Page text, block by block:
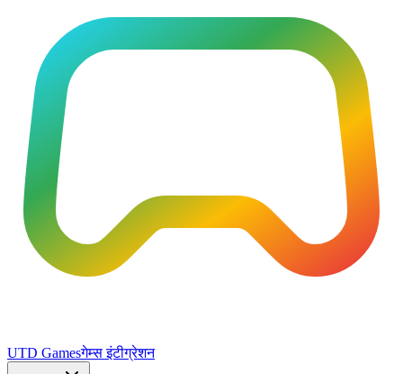
UTD Gamesगेम्स इंटीग्रेशन